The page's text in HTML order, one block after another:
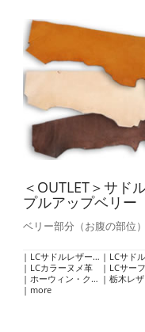
＜OUTLET＞サド
プルアップベリー
ベリー部分（お腹の部位）
LCサドルレザー・スタンダード・マット
LCサドルレザー・スタン
LCカラーヌメ革
LCサーフ
ホーウィン・クロムエクセル
栃木レザー・ク
more